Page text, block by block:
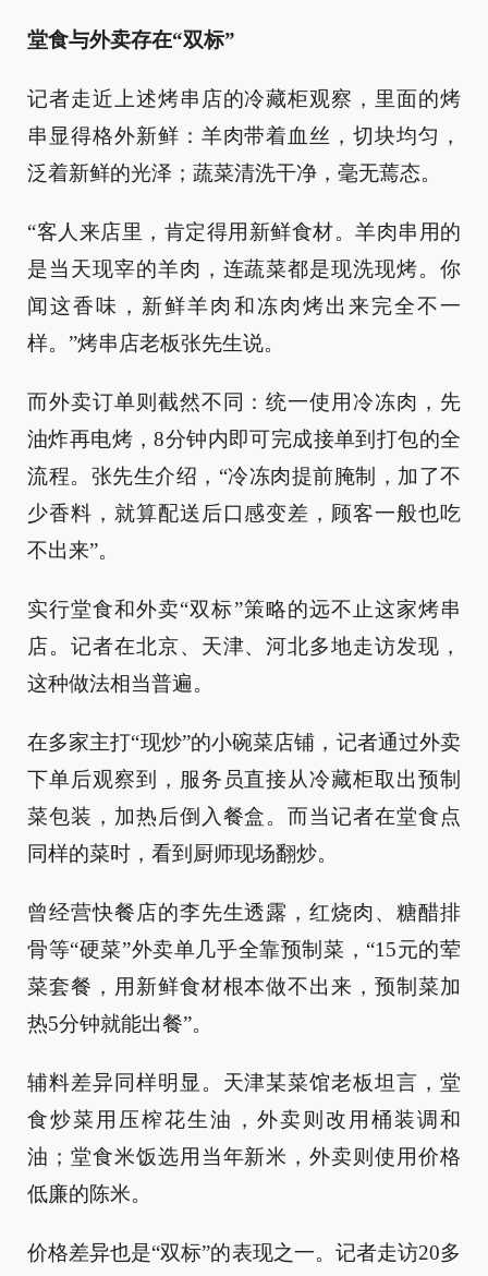
堂食与外卖存在“双标”
记者走近上述烤串店的冷藏柜观察，里面的烤
串显得格外新鲜：羊肉带着血丝，切块均匀，
泛着新鲜的光泽；蔬菜清洗干净，毫无蔫态。
“客人来店里，肯定得用新鲜食材。羊肉串用的
是当天现宰的羊肉，连蔬菜都是现洗现烤。你
闻这香味，新鲜羊肉和冻肉烤出来完全不一
样。”烤串店老板张先生说。
而外卖订单则截然不同：统一使用冷冻肉，先
油炸再电烤，8分钟内即可完成接单到打包的全
流程。张先生介绍，“冷冻肉提前腌制，加了不
少香料，就算配送后口感变差，顾客一般也吃
不出来”。
实行堂食和外卖“双标”策略的远不止这家烤串
店。记者在北京、天津、河北多地走访发现，
这种做法相当普遍。
在多家主打“现炒”的小碗菜店铺，记者通过外卖
下单后观察到，服务员直接从冷藏柜取出预制
菜包装，加热后倒入餐盒。而当记者在堂食点
同样的菜时，看到厨师现场翻炒。
曾经营快餐店的李先生透露，红烧肉、糖醋排
骨等“硬菜”外卖单几乎全靠预制菜，“15元的荤
菜套餐，用新鲜食材根本做不出来，预制菜加
热5分钟就能出餐”。
辅料差异同样明显。天津某菜馆老板坦言，堂
食炒菜用压榨花生油，外卖则改用桶装调和
油；堂食米饭选用当年新米，外卖则使用价格
低廉的陈米。
价格差异也是“双标”的表现之一。记者走访20多